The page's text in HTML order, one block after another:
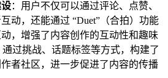
：用户不仅可以通过评论、点赞、
动，还能通过 “Duet”（合拍）功能
，增强了内容创作的互动性和趣味
过挑战、话题标签等方式，构建了
者社区，进一步促进了内容的传播